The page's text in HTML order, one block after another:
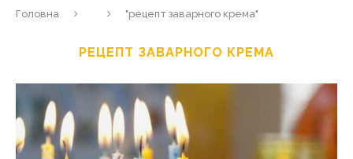
Головна "рецепт заварного крема"
РЕЦЕПТ ЗАВАРНОГО КРЕМА